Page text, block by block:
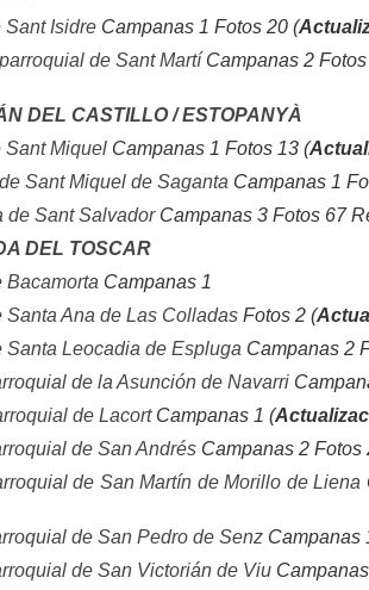
Sant Isidre Campanas 1 Fotos 20 (
de Sant MartíCampanas 2 Fotos
DEL CASTILLO / ESTOPANYÀ
Sant Miquel Campanas 1 Fotos 13 (
Sant Miquel de Saganta Campanas 1
de Sant SalvadorCampanas 3 Fotos 67
DEL TOSCAR
Bacamorta Campanas 1
Santa Ana de Las Colladas Fotos 2 (
Santa Leocadia de Espluga Campanas 2
de la Asunción de Navarri
de LacortCampanas 1 (
de San Andrés Campanas 2 Fotos
de San Martín de Morillo de Liena
de San Pedro de Senz Campanas
de San Victorián de Viu